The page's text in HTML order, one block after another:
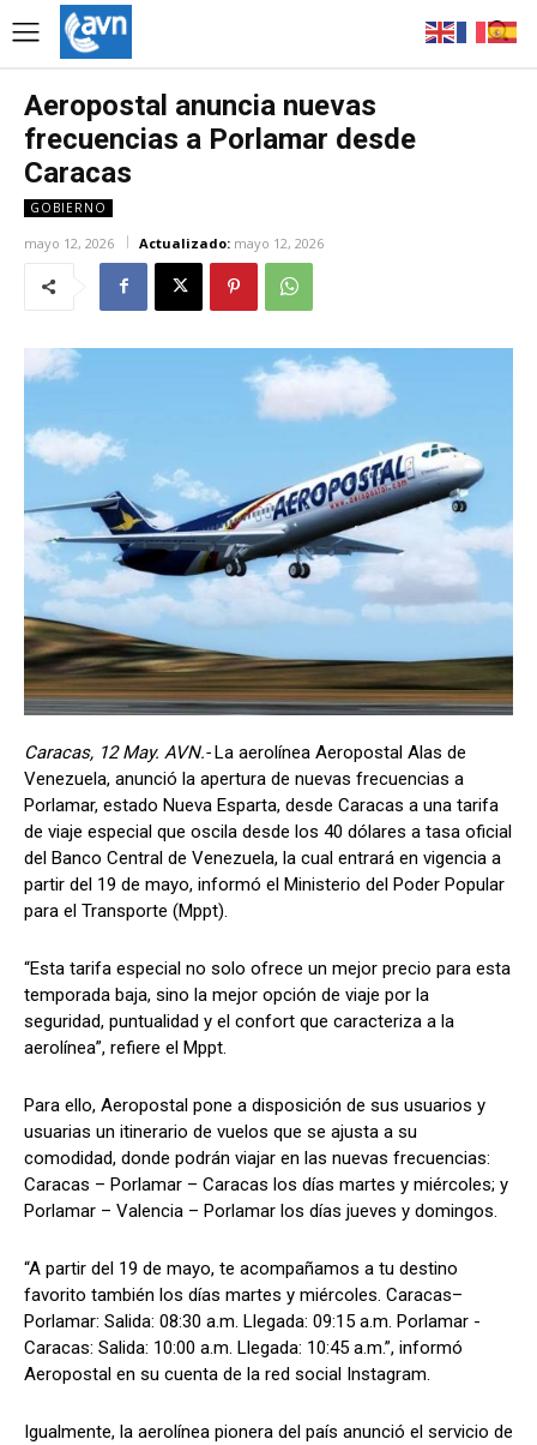
Aeropostal anuncia nuevas
frecuencias a Porlamar desde
Caracas
GOBIERNO
mayo 12, 2026 Actualizado: mayo 12, 2026
Caracas, 12 May. AVN.-La aerolínea Aeropostal Alas de
Venezuela, anunció la apertura de nuevas frecuencias a
Porlamar, estado Nueva Esparta, desde Caracas a una tarifa
de viaje especial que oscila desde los 40 dólares a tasa oficial
del Banco Central de Venezuela, la cual entrará en vigencia a
partir del 19 de mayo, informó el Ministerio del Poder Popular
para el Transporte (Mppt).
“Esta tarifa especial no solo ofrece un mejor precio para esta
temporada baja, sino la mejor opción de viaje por la
seguridad, puntualidad y el confort que caracteriza a la
aerolínea”, refiere el Mppt.
Para ello, Aeropostal pone a disposición de sus usuarios y
usuarias un itinerario de vuelos que se ajusta a su
comodidad, donde podrán viajar en las nuevas frecuencias:
Caracas – Porlamar – Caracas los días martes y miércoles; y
Porlamar – Valencia – Porlamar los días jueves y domingos.
“A partir del 19 de mayo, te acompañamos a tu destino
favorito también los días martes y miércoles. Caracas–
Porlamar: Salida: 08:30 a.m. Llegada: 09:15 a.m. Porlamar -
Caracas: Salida: 10:00 a.m. Llegada: 10:45 a.m.”, informó
Aeropostal en su cuenta de la red social Instagram.
Igualmente, la aerolínea pionera del país anunció el servicio de